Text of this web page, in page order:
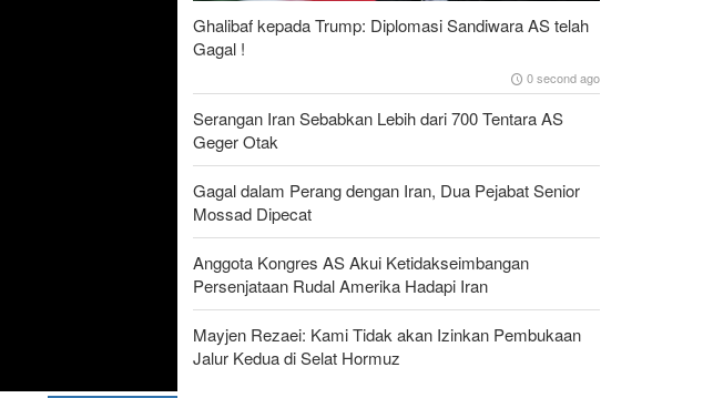
Ghalibaf kepada Trump: Diplomasi Sandiwara AS telah
Gagal !
0 second ago
Serangan Iran Sebabkan Lebih dari 700 Tentara AS
Geger Otak
Gagal dalam Perang dengan Iran, Dua Pejabat Senior
Mossad Dipecat
Anggota Kongres AS Akui Ketidakseimbangan
Persenjataan Rudal Amerika Hadapi Iran
Mayjen Rezaei: Kami Tidak akan Izinkan Pembukaan
Jalur Kedua di Selat Hormuz